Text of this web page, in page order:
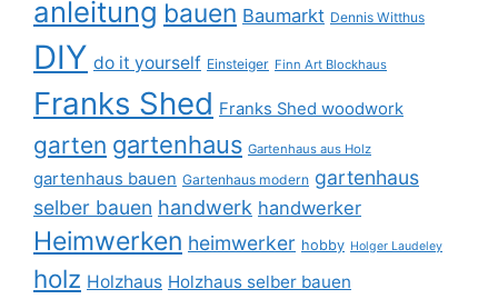
anleitung bauen Baumarkt Dennis Witthus
DIY do it yourself Einsteiger Finn Art Blockhaus
Franks Shed Franks Shed woodwork
garten gartenhaus Gartenhaus aus Holz
gartenhaus bauen Gartenhaus modern gartenhaus
selber bauen handwerk handwerker
Heimwerken heimwerker hobby Holger Laudeley
holz Holzhaus Holzhaus selber bauen